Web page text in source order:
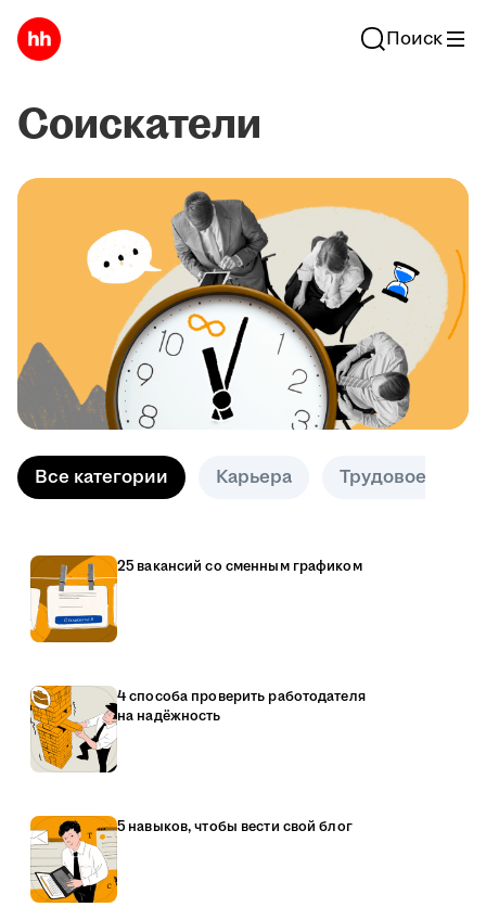
Поиск
Соискатели
Все категории Карьера Трудовое право
25 вакансий со сменным графиком
4 способа проверить работодателя
на надёжность
5 навыков, чтобы вести свой блог